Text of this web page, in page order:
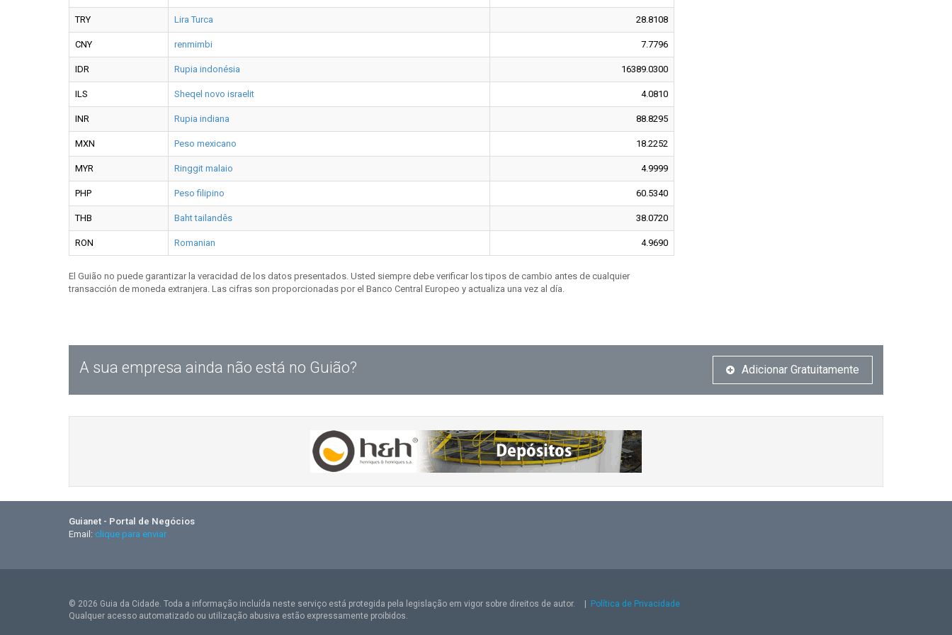
TRY Lira Turca 28.8108
CNY renmimbi 7.7796
IDR Rupia indonésia 16389.0300
ILS Sheqel novo israelit 4.0810
INR Rupia indiana 88.8295
MXN Peso mexicano 18.2252
MYR Ringgit malaio 4.9999
PHP Peso filipino 60.5340
THB Baht tailandês 38.0720
RON Romanian 4.9690
El Guião no puede garantizar la veracidad de los datos presentados. Usted siempre debe verificar los tipos de cambio antes de cualquier
transacción de moneda extranjera. Las cifras son proporcionadas por el Banco Central Europeo y actualiza una vez al día.
A sua empresa ainda não está no Guião? Adicionar Gratuitamente
Guianet - Portal de Negócios
Email: clique para enviar
© 2026 Guia da Cidade. Toda a informação incluída neste serviço está protegida pela legislação em vigor sobre direitos de autor.
Política de Privacidade
Qualquer acesso automatizado ou utilização abusiva estão expressamente proibidos.